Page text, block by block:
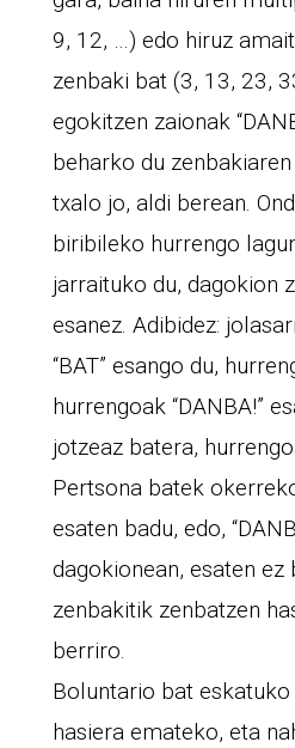
9, 12, …) edo hiruz
zenbaki bat (3, 13, 23,
egokitzen zaionak
beharko du
txalo jo, aldi berean.
biribileko hurrengo
jarraituko du, dagokion
esanez. Adibidez:
“BAT” esango du,
hurrengoak “DANBA!”
jotzeaz batera,
Pertsona batek
esaten badu, edo,
dagokionean, esaten ez
zenbakitik zenbatzen
berriro.
Boluntario bat
hasiera emateko, eta